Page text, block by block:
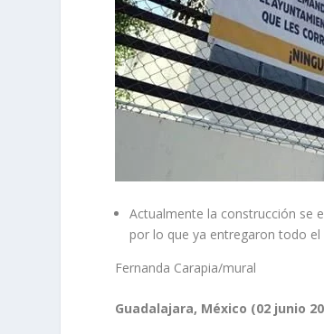
Actualmente la construcción se
por lo que ya entregaron todo el
Fernanda Carapia/mural
Guadalajara, México (02 junio